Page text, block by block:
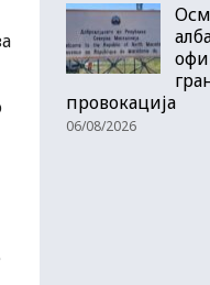
провокација
06/08/2026